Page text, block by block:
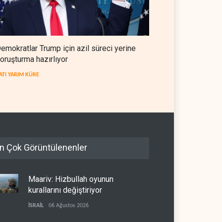
Trump için azil süreci yerine
hazırlıyor
YARIM KÜRE
Çok Görüntülenenler
Maariv: Hizbullah oyunun
kurallarını değiştiriyor
İSRAİL 06 Ağustos 2026